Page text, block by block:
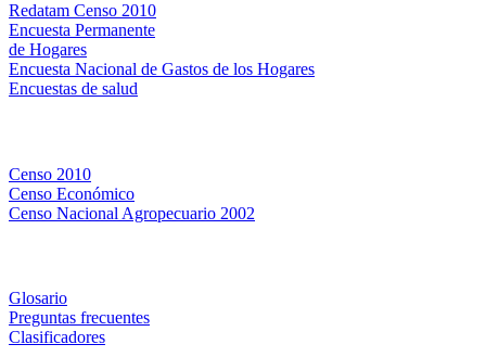
Redatam Censo 2010
Encuesta Permanente
de Hogares
Encuesta Nacional de Gastos de los Hogares
Encuestas de salud
Censo 2010
Censo Económico
Censo Nacional Agropecuario 2002
Glosario
Preguntas frecuentes
Clasificadores